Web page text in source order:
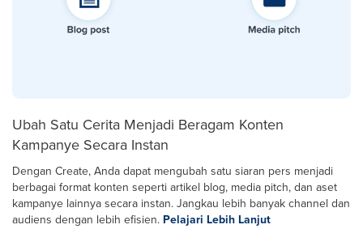
Ubah Satu Cerita Menjadi Beragam Konten
Kampanye Secara Instan
Dengan Create, Anda dapat mengubah satu siaran pers menjadi
berbagai format konten seperti artikel blog, media pitch, dan aset
kampanye lainnya secara instan. Jangkau lebih banyak channel dan
audiens dengan lebih efisien. Pelajari Lebih Lanjut